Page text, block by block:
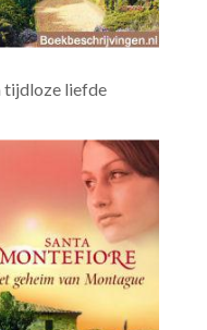
tijdloze liefde